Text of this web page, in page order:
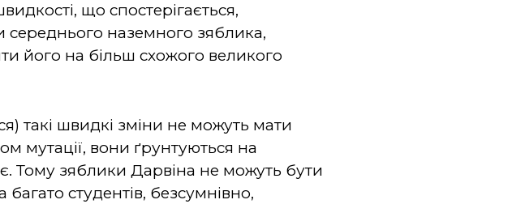
що спостерігається,
середнього наземного зяблика,
його на більш схожого великого
такі швидкі зміни не можуть мати
мутації, вони ґрунтуються на
Тому зяблики Дарвіна не можуть бути
студентів, безсумнівно,